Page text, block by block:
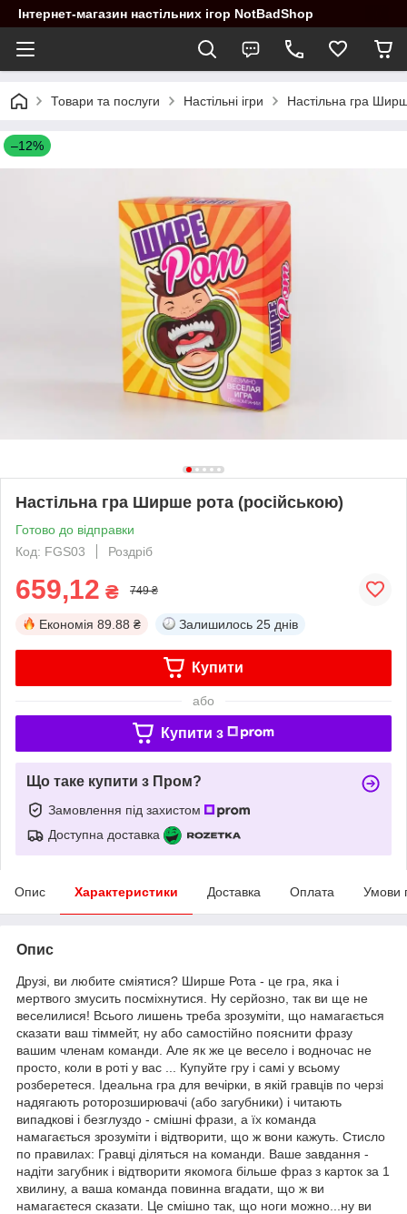
Інтернет-магазин настільних ігор NotBadShop
Товари та послуги Настільні ігри Настільна гра
–12%
Настільна гра Ширше рота (російською)
Готово до відправки
Код: FGS03
Роздріб
659,12 ₴ 749 ₴
Економія 89.88 ₴ Залишилось 25 днів
Купити
або
Купити з
Що таке купити з Пром?
Замовлення під захистом
Доступна доставка
Опис Характеристики Доставка Оплата Умови
Опис
Друзі, ви любите сміятися? Ширше Рота - це гра, яка і
мертвого змусить посміхнутися. Ну серйозно, так ви ще не
веселилися! Всього лишень треба зрозуміти, що намагається
сказати ваш тіммейт, ну або самостійно пояснити фразу
вашим членам команди. Але як же це весело і водночас не
просто, коли в роті у вас ... Купуйте гру і самі у всьому
розберетеся. Ідеальна гра для вечірки, в якій гравців по черзі
надягають роторозширювачі (або загубники) і читають
випадкові і безглуздо - смішні фрази, а їх команда
намагається зрозуміти і відтворити, що ж вони кажуть. Стисло
по правилах: Гравці діляться на команди. Ваше завдання -
надіти загубник і відтворити якомога більше фраз з карток за 1
хвилину, а ваша команда повинна вгадати, що ж ви
намагаєтеся сказати. Це смішно так, що ноги можно...ну ви